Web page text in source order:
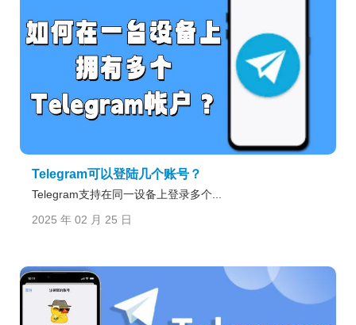
Telegram可以登陆几个账号？
Telegram支持在同一设备上登录多个...
2025 年 02 月 25 日